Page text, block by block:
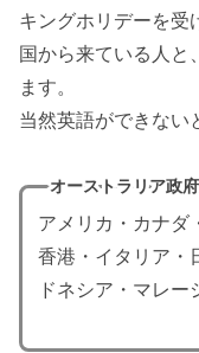
キングホリデーを受
国から来ている人と
ます。
当然英語ができない
オーストラリア政
アメリカ・カナダ
香港・イタリア・
ドネシア・マレー